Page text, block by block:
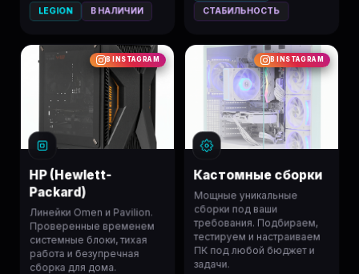
LEGION В НАЛИЧИИ
СТАБИЛЬНОСТЬ
В INSTAGRAM
HP (Hewlett-
Packard)
Линейки Omen и Pavilion.
Проверенные временем
системные блоки, тихая
работа и безупречная
сборка для дома.
В INSTAGRAM
Кастомные сборки
Мощные уникальные
сборки под ваши
требования. Подбираем,
тестируем и настраиваем
ПК под любой бюджет и
задачи.